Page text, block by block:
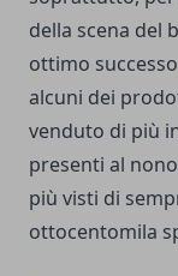
della scena del
ottimo
alcuni dei
venduto di più
presenti al
più visti di
ottocentomila